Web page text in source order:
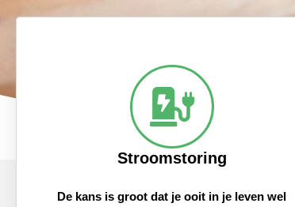
Stroomstoring
De kans is groot dat je ooit in je leven wel